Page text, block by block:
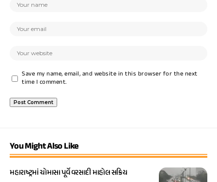
Save my name, email, and website in this browser for the next
time I comment.
You Might Also Like
મહારાષ્ટ્રમાં ચોમાસા પૂર્વે વરસાદી માહોલ સક્રિય